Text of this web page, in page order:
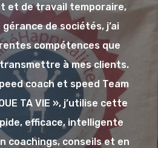
et de travail temporaire,
gérance de sociétés, j’ai
compétences que
à mes clients.
coach et speed Team
TA VIE », j’utilise cette
efficace, intelligente
coachings, conseils et en